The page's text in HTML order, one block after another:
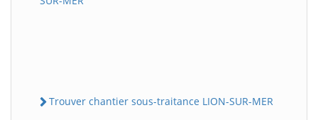
Trouver chantier sous-traitance LION-SUR-MER